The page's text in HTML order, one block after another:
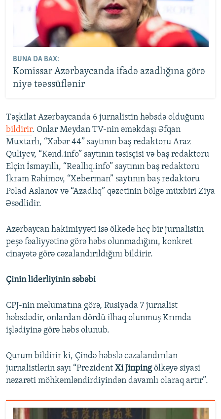
BUNA DA BAX:
Komissar Azərbaycanda ifadə azadlığına görə
niyə təəssüflənir
Təşkilat Azərbaycanda 6 jurnalistin həbsdə olduğunu
bildirir. Onlar Meydan TV-nin əməkdaşı Əfqan
Muxtarlı, “Xəbər 44” saytının baş redaktoru Araz
Quliyev, “Kənd.info” saytının təsisçisi və baş redaktoru
Elçin İsmayıllı, “Reallıq.info” saytının baş redaktoru
İkram Rəhimov, “Xeberman” saytının baş redaktoru
Polad Aslanov və “Azadlıq” qəzetinin bölgə müxbiri Ziya
Əsədlidir.
Azərbaycan hakimiyyəti isə ölkədə heç bir jurnalistin
peşə fəaliyyətinə görə həbs olunmadığını, konkret
cinayətə görə cəzalandırıldığını bildirir.
Çinin liderliyinin səbəbi
CPJ-nin məlumatına görə, Rusiyada 7 jurnalist
həbsdədir, onlardan dördü ilhaq olunmuş Krımda
işlədiyinə görə həbs olunub.
Qurum bildirir ki, Çində həbslə cəzalandırılan
jurnalistlərin sayı “Prezident Xi Jinpingölkəyə siyasi
nəzarəti möhkəmləndirdiyindən davamlı olaraq artır”.